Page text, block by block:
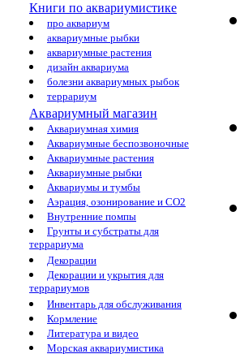
Книги по аквариумистике
про аквариум
аквариумные рыбки
аквариумные растения
дизайн аквариума
болезни аквариумных рыбок
террариум
Аквариумный магазин
Аквариумная химия
Аквариумные беспозвоночные
Аквариумные растения
Аквариумные рыбки
Аквариумы и тумбы
Аэрация, озонирование и CO2
Внутренние помпы
Грунты и субстраты для
террариума
Декорации
Декорации и укрытия для
террариумов
Инвентарь для обслуживания
Кормление
Литература и видео
Морская аквариумистика